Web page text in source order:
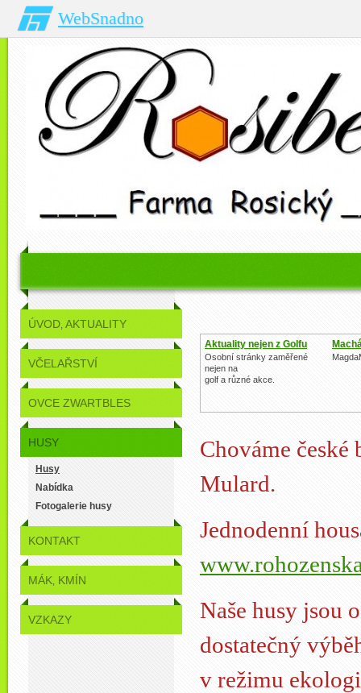
WebSnadno
Aktuality nejen z Golfu
Osobní stránky zaměřené
nejen na
golf a různé akce.
Chováme
Mulard.
Jednodenní
Naše husy jsou
dostatečný
v režimu
ÚVOD‚ AKTUALITY
VČELAŘSTVÍ
OVCE ZWARTBLES
HUSY
Husy
Nabídka
Fotogalerie husy
KONTAKT
MÁK‚ KMÍN
VZKAZY